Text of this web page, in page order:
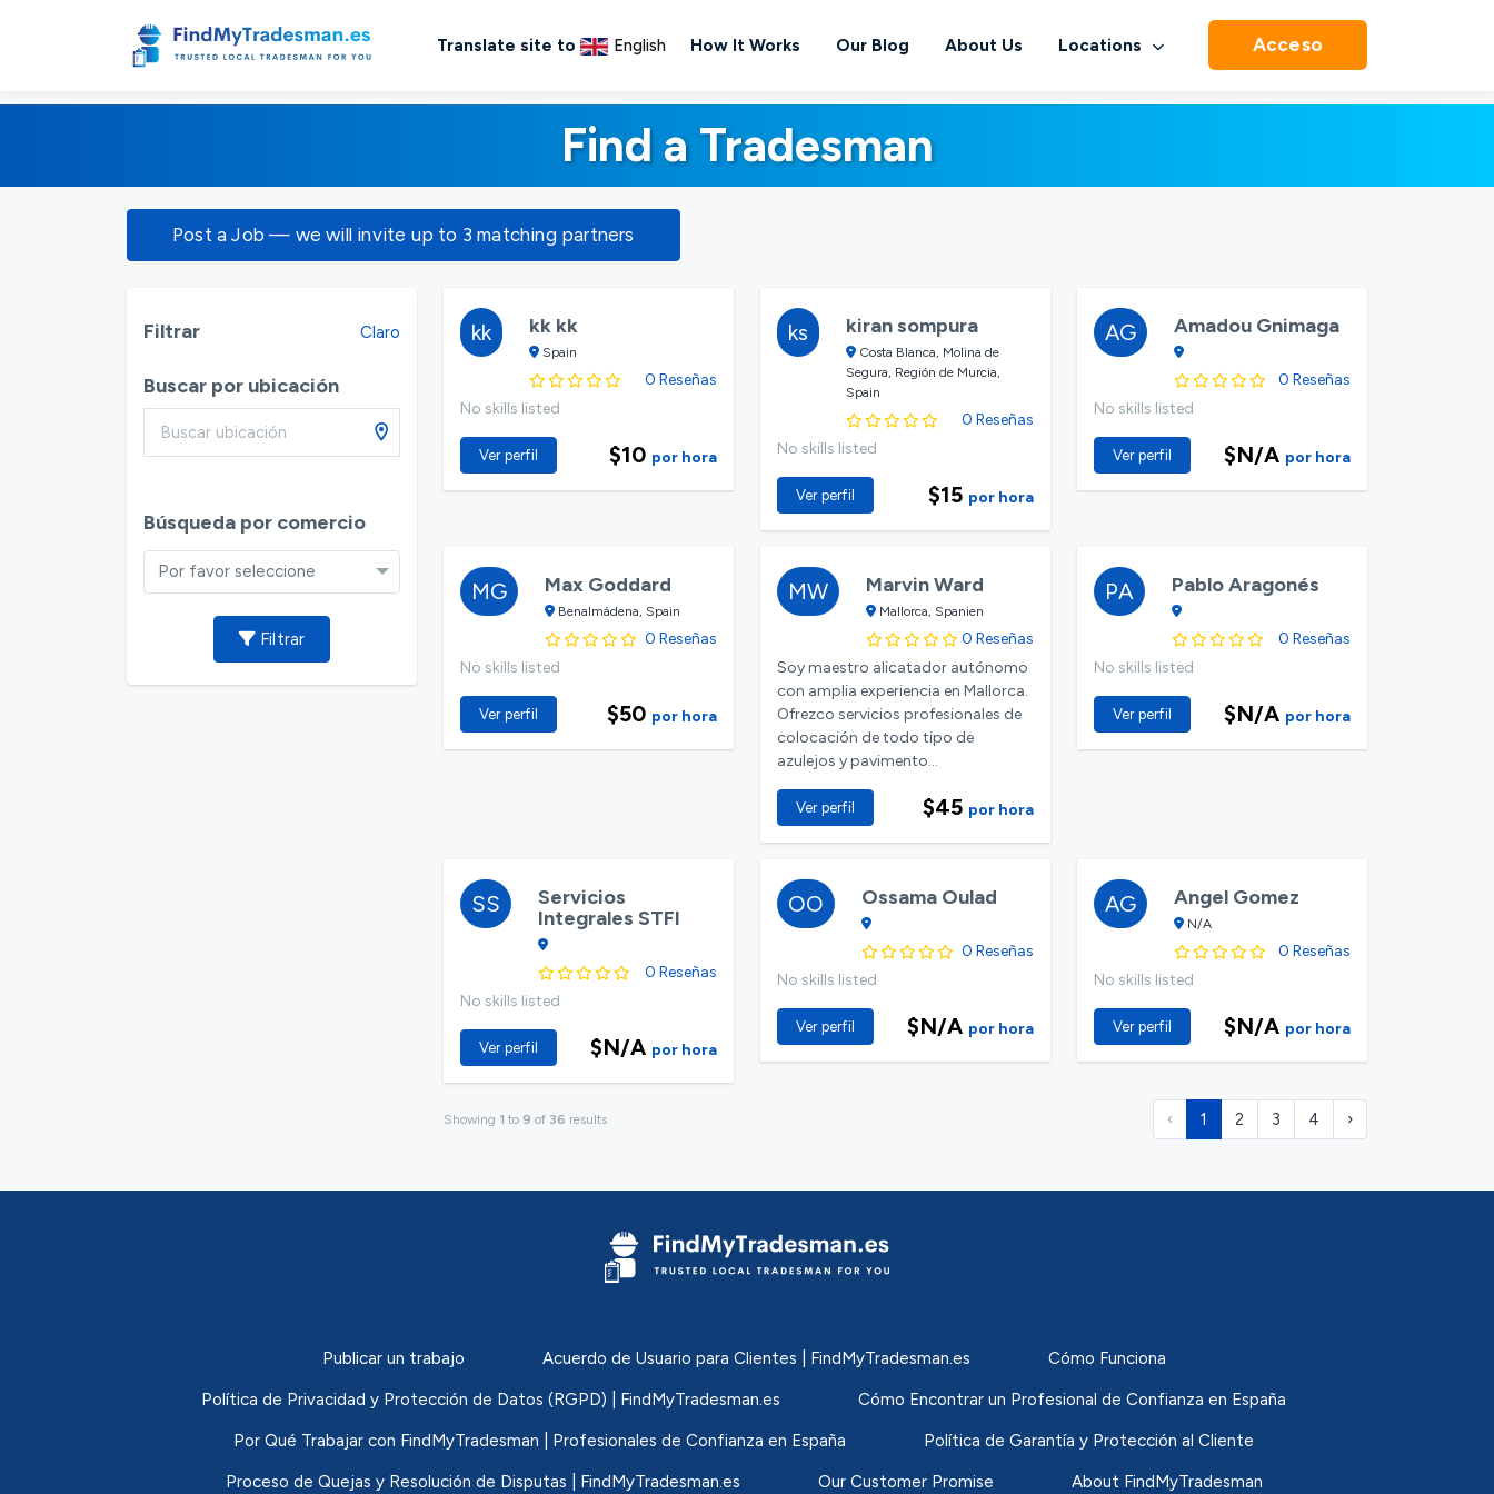
Translate site to English How It Works Our Blog About Us Locations Acceso
Find a Tradesman
Post a Job — we will invite up to 3 matching partners
Filtrar Claro
Buscar por ubicación
Búsqueda por comercio
Por favor seleccione
Filtrar
kk kk kk
Spain
0 Reseñas
No skills listed
Ver perfil $10 por hora
ks kiran sompura
Costa Blanca, Molina de
Segura, Región de Murcia,
Spain
0 Reseñas
No skills listed
Ver perfil $15 por hora
AG Amadou Gnimaga
0 Reseñas
No skills listed
Ver perfil $N/A por hora
MG Max Goddard
Benalmádena, Spain
0 Reseñas
No skills listed
Ver perfil $50 por hora
MW Marvin Ward
Mallorca, Spanien
0 Reseñas
Soy maestro alicatador autónomo
con amplia experiencia en Mallorca.
Ofrezco servicios profesionales de
colocación de todo tipo de
azulejos y pavimento...
Ver perfil $45 por hora
PA Pablo Aragonés
0 Reseñas
No skills listed
Ver perfil $N/A por hora
SS
Servicios
Integrales STFI
0 Reseñas
No skills listed
Ver perfil $N/A por hora
OO Ossama Oulad
0 Reseñas
No skills listed
Ver perfil $N/A por hora
AG Angel Gomez
N/A
0 Reseñas
No skills listed
Ver perfil $N/A por hora
Showing 1 to 9 of 36 results ‹ 1 2 3 4 ›
Publicar un trabajo Acuerdo de Usuario para Clientes | FindMyTradesman.es Cómo Funciona
Política de Privacidad y Protección de Datos (RGPD) | FindMyTradesman.es Cómo Encontrar un Profesional de Confianza en España
Por Qué Trabajar con FindMyTradesman | Profesionales de Confianza en España Política de Garantía y Protección al Cliente
Proceso de Quejas y Resolución de Disputas | FindMyTradesman.es Our Customer Promise About FindMyTradesman